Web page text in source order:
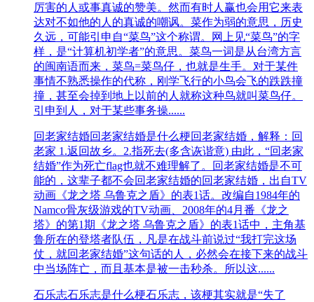
厉害的人或事真诚的赞美。然而有时人赢也会用它来表
达对不如他的人的真诚的嘲讽。菜作为弱的意思，历史
久远，可能引申自“菜鸟”这个称谓。网上见“菜鸟”的字
样，是“计算机初学者”的意思。菜鸟一词是从台湾方言
的闽南语而来，菜鸟=菜鸟仔，也就是生手。对于某件
事情不熟悉操作的代称，刚学飞行的小鸟会飞的跌跌撞
撞，甚至会掉到地上以前的人就称这种鸟就叫菜鸟仔。
引申到人，对于某些事务操......
回老家结婚回老家结婚是什么梗回老家结婚，解释：回
老家 1.返回故乡。2.指死去(多含诙谐意) 由此，“回老家
结婚”作为死亡flag也就不难理解了。回老家结婚是不可
能的，这辈子都不会回老家结婚的回老家结婚，出自TV
动画《龙之塔 乌鲁克之盾》的表1话。改编自1984年的
Namco骨灰级游戏的TV动画、2008年的4月番《龙之
塔》的第1期《龙之塔 乌鲁克之盾》的表1话中，主角基
鲁所在的登塔者队伍，凡是在战斗前说过“我打完这场
仗，就回老家结婚”这句话的人，必然会在接下来的战斗
中当场阵亡，而且基本是被一击秒杀。所以这......
石乐志石乐志是什么梗石乐志，该梗其实就是“失了